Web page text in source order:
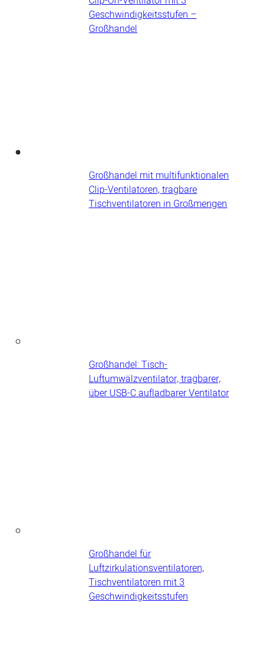
Geschwindigkeitsstufen –
Großhandel
Großhandel mit multifunktionalen
Clip-Ventilatoren, tragbare
Tischventilatoren in Großmengen
Großhandel: Tisch-
Luftumwälzventilator, tragbarer,
über USB-C aufladbarer Ventilator
Großhandel für
Luftzirkulationsventilatoren,
Tischventilatoren mit 3
Geschwindigkeitsstufen